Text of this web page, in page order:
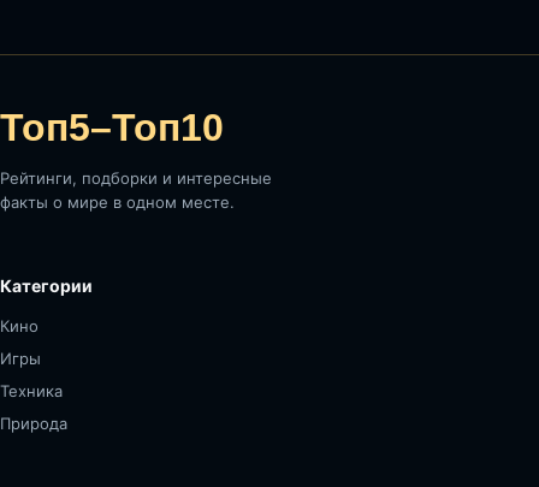
Топ5–Топ10
Рейтинги, подборки и интересные
факты о мире в одном месте.
Категории
Кино
Игры
Техника
Природа